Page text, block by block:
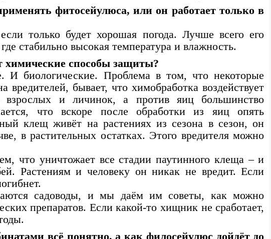
фитосейулюса, или он работает только в
только будет хорошая погода. Лучше всего его
стабильно высокая температура и влажность.
способы защиты?
биологические. Проблема в том, что некоторые
бывает, что химобработка воздействует
и личинок, а против яиц большинство
что вскоре после обработки из яиц опять
клещ живёт на растениях из сезона в сезон, он
в растительных остатках. Этого вредителя можно
что уничтожает все стадии паутинного клеща – и
Растениям и человеку он никак не вредит. Если
садоводы, и мы даём им советы, как можно
препаратов. Если какой-то хищник не сработает,
всё понятно, а как филосейулюс дойдёт до